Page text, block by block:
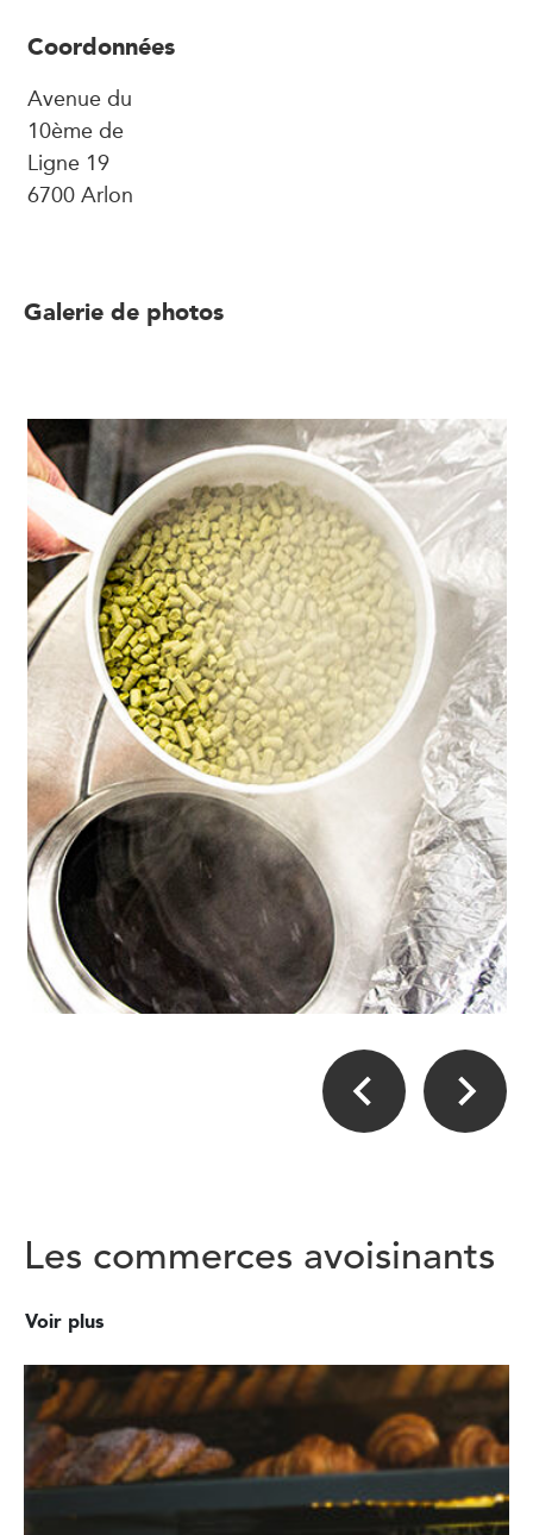
Coordonnées
Avenue du
10ème de
Ligne 19
6700 Arlon
Galerie de photos
Les commerces avoisinants
Voir plus